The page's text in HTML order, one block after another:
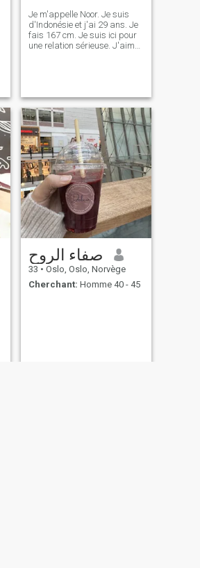
Je m'appelle Noor. Je suis
d'Indonésie et j'ai 29 ans. Je
fais 167 cm. Je suis ici pour
une relation sérieuse. J'aime
صفاء الروح
33 • Oslo, Oslo, Norvège
Cherchant: Homme 40 - 45